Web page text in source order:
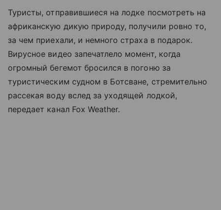
Туристы, отправившиеся на лодке посмотреть на
африканскую дикую природу, получили ровно то,
за чем приехали, и немного страха в подарок.
Вирусное видео запечатлело момент, когда
огромный бегемот бросился в погоню за
туристическим судном в Ботсване, стремительно
рассекая воду вслед за уходящей лодкой,
передает канал Fox Weather.